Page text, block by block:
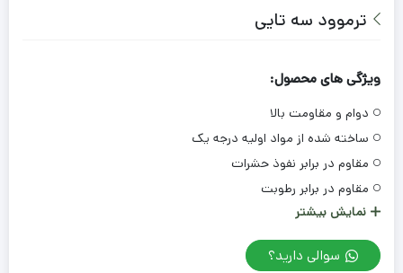
ترموود سه تایی
ویژگی های محصول:
دوام و مقاومت بالا
ساخته شده از مواد اولیه درجه یک
مقاوم در برابر نفوذ حشرات
مقاوم در برابر رطوبت
تایل 30 در30
جنس:چوب
نمایش بیشتر
سوالی دارید؟